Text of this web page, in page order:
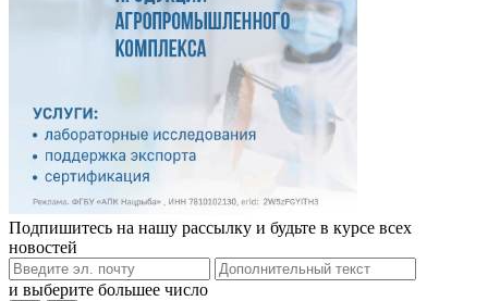
Подпишитесь на нашу рассылку и будьте в курсе всех
новостей
и выберите большее число